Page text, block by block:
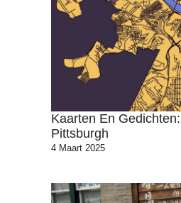
Kaarten En
Pittsburgh
4 Maart 2025